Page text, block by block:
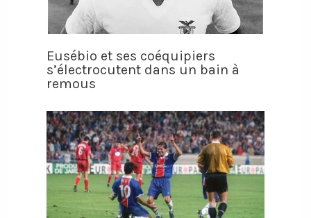
Eusébio et ses coéquipiers
s’électrocutent dans un bain à
remous